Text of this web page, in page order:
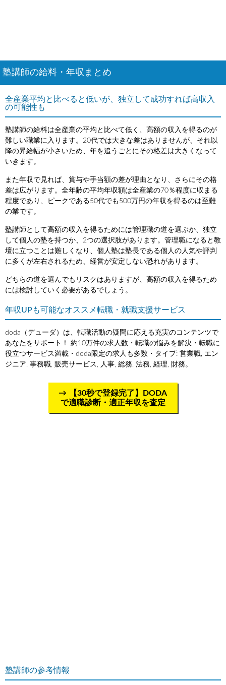
塾講師の給料・年収まとめ
全産業平均と比べると低いが、独立して成功すれば高収入
の可能性も
塾講師の給料は全産業の平均と比べて低く、高額の収入を得るのが
難しい職業に入ります。20代では大きな差はありませんが、それ以
降の昇給幅が小さいため、年を追うごとにその格差は大きくなって
いきます。
また年収で見れば、賞与や手当額の差が理由となり、さらにその格
差は広がります。全年齢の平均年収額は全産業の70％程度に収まる
程度であり、ピークである50代でも500万円の年収を得るのは至難
の業です。
塾講師として高額の収入を得るためには管理職の道を選ぶか、独立
して個人の塾を持つか、2つの選択肢があります。管理職になると教
壇に立つことは難しくなり、個人塾は塾長である個人の人気や評判
に多くが左右されるため、経営が安定しない恐れがあります。
どちらの道を選んでもリスクはありますが、高額の収入を得るため
には検討していく必要があるでしょう。
年収UPも可能なオススメ転職・就職支援サービス
doda（デューダ）は、転職活動の疑問に応える充実のコンテンツで
あなたをサポート！ 約10万件の求人数・転職の悩みを解決・転職に
役立つサービス満載・doda限定の求人も多数・タイプ: 営業職, エン
ジニア, 事務職, 販売サービス, 人事, 総務, 法務, 経理, 財務。
【30秒で登録完了】DODA
で適職診断・適正年収を査定
塾講師の参考情報